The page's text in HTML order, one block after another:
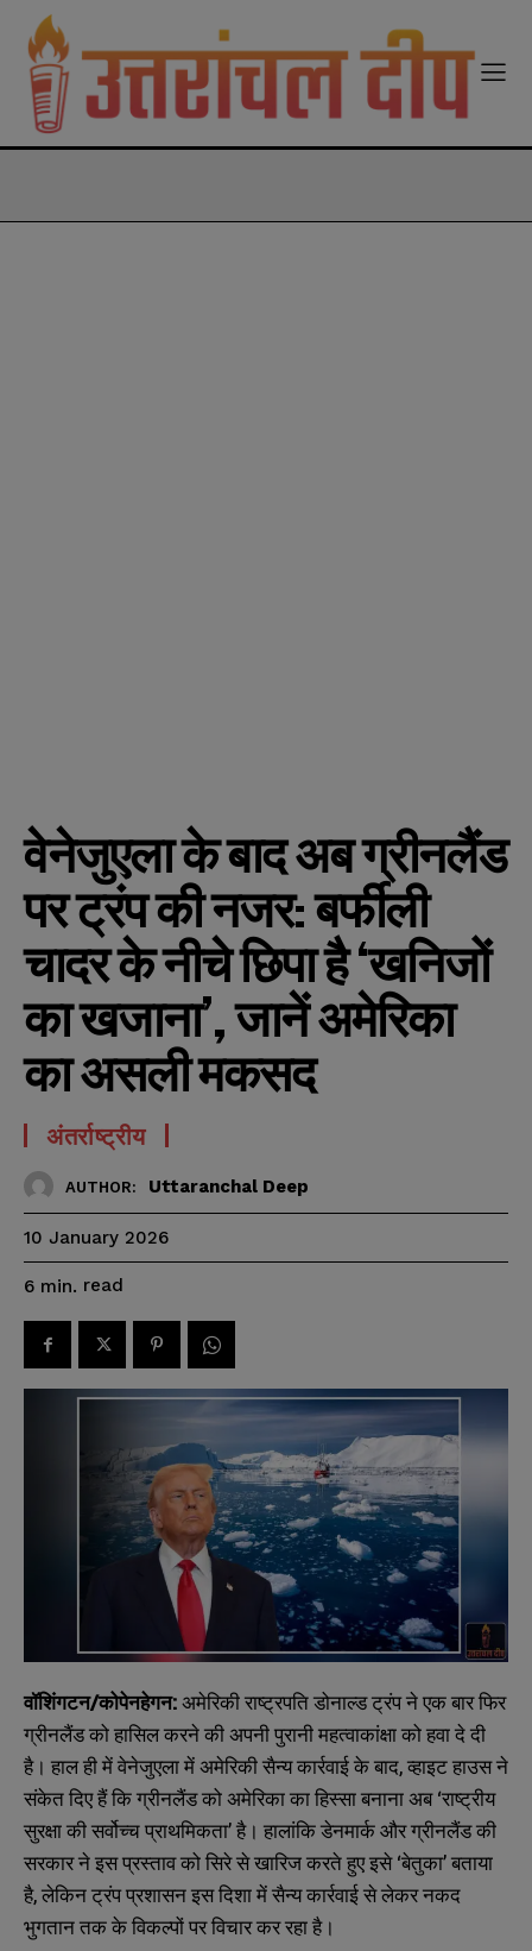
वेनेजुएला के बाद अब ग्रीनलैंड
पर ट्रंप की नजर: बर्फीली
चादर के नीचे छिपा है ‘खनिजों
का खजाना’, जानें अमेरिका
का असली मकसद
अंतर्राष्ट्रीय
AUTHOR: Uttaranchal Deep
10 January 2026
6 min. read
वॉशिंगटन/कोपेनहेगन:अमेरिकी राष्ट्रपति डोनाल्ड ट्रंप ने एक बार फिर
ग्रीनलैंड को हासिल करने की अपनी पुरानी महत्वाकांक्षा को हवा दे दी
है। हाल ही में वेनेजुएला में अमेरिकी सैन्य कार्रवाई के बाद, व्हाइट हाउस ने
संकेत दिए हैं कि ग्रीनलैंड को अमेरिका का हिस्सा बनाना अब ‘राष्ट्रीय
सुरक्षा की सर्वोच्च प्राथमिकता’ है। हालांकि डेनमार्क और ग्रीनलैंड की
सरकार ने इस प्रस्ताव को सिरे से खारिज करते हुए इसे ‘बेतुका’ बताया
है, लेकिन ट्रंप प्रशासन इस दिशा में सैन्य कार्रवाई से लेकर नकद
भुगतान तक के विकल्पों पर विचार कर रहा है।